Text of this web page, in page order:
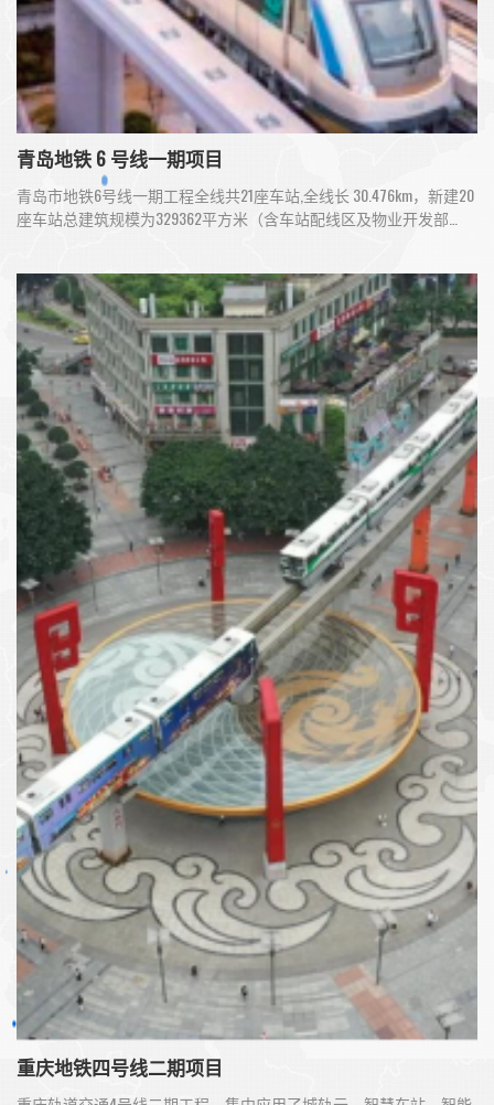
签约时间: 2022.12
签约金额: 11649.8770万元
实施内容: 智慧运行、门禁、安检系统、安防系统设备采购及集
成服务。
青岛地铁 6 号线一期项目
青岛市地铁6号线一期工程全线共21座车站,全线长 30.476km，新建20
座车站总建筑规模为329362平方米（含车站配线区及物业开发部
重庆地铁四号线二期项目